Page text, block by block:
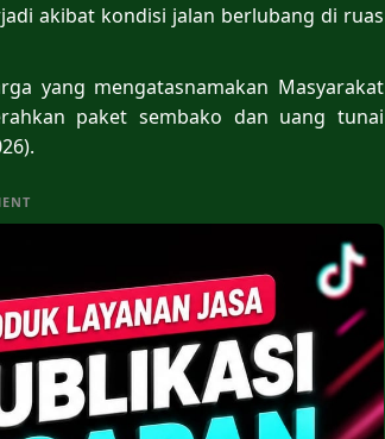
akibat kondisi jalan berlubang di ruas
yang mengatasnamakan Masyarakat
paket sembako dan uang tunai